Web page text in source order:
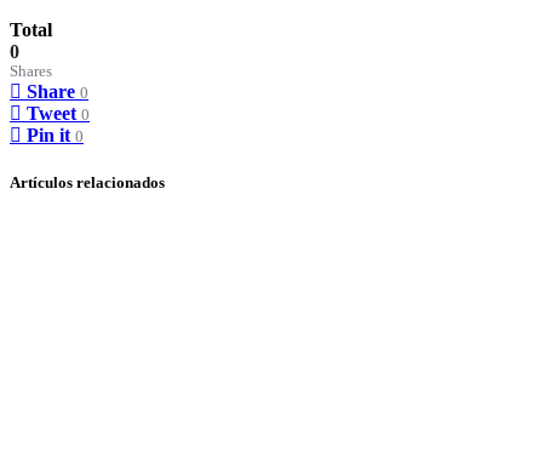
Total
0
Shares
Share 0
Tweet 0
Pin it 0
Artículos relacionados